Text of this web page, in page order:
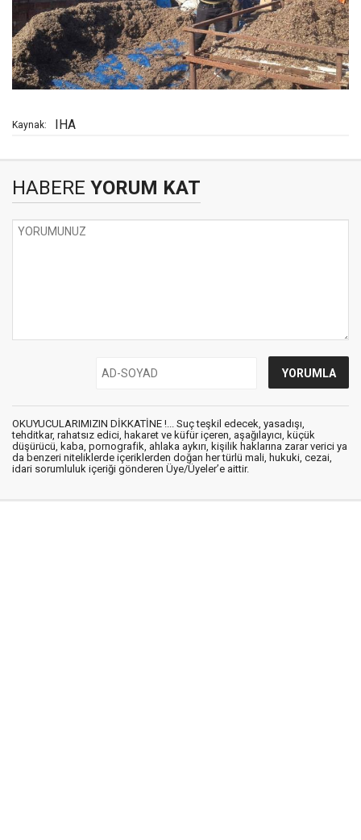
Kaynak: IHA
HABERE YORUM KAT
OKUYUCULARIMIZIN DİKKATİNE !... Suç teşkil edecek, yasadışı,
tehditkar, rahatsız edici, hakaret ve küfür içeren, aşağılayıcı, küçük
düşürücü, kaba, pornografik, ahlaka aykırı, kişilik haklarına zarar verici ya
da benzeri niteliklerde içeriklerden doğan her türlü mali, hukuki, cezai,
idari sorumluluk içeriği gönderen Üye/Üyeler’e aittir.